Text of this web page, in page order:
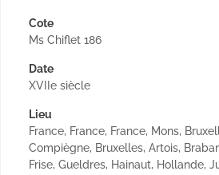
Cote
Ms Chiflet 186
Date
XVIIe siècle
Lieu
France, France, France, Mons,
Compiègne, Bruxelles, Artois,
Frise, Gueldres, Hainaut, Hollande,